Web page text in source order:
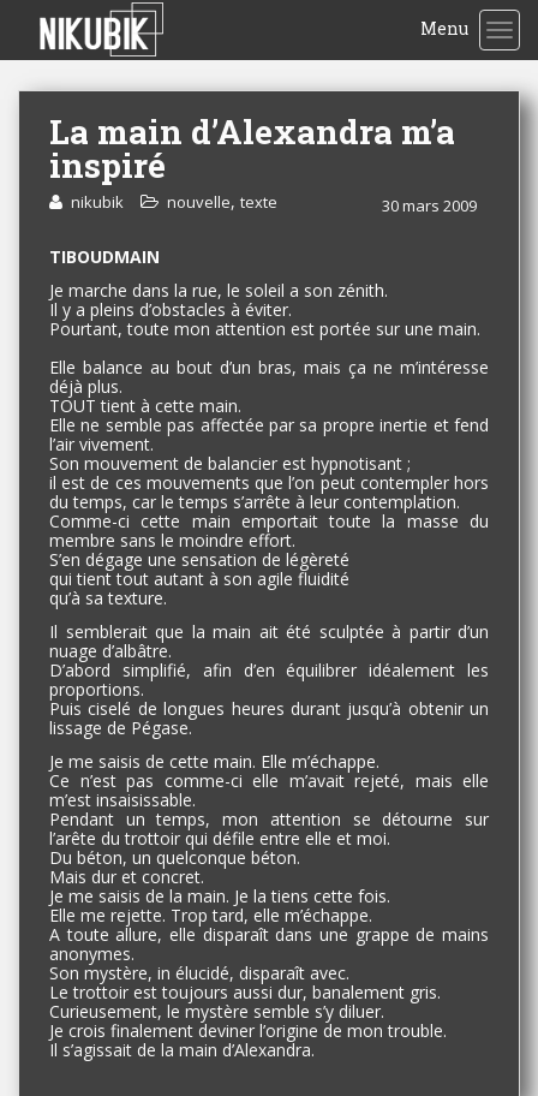
Menu
La main d’Alexandra m’a
inspiré
30 mars 2009
nikubik nouvelle, texte
TIBOUDMAIN
Je marche dans la rue, le soleil a son zénith.
Il y a pleins d’obstacles à éviter.
Pourtant, toute mon attention est portée sur une main.
Elle balance au bout d’un bras, mais ça ne m’intéresse
déjà plus.
TOUT tient à cette main.
Elle ne semble pas affectée par sa propre inertie et fend
l’air vivement.
Son mouvement de balancier est hypnotisant ;
il est de ces mouvements que l’on peut contempler hors
du temps, car le temps s’arrête à leur contemplation.
Comme-ci cette main emportait toute la masse du
membre sans le moindre effort.
S’en dégage une sensation de légèreté
qui tient tout autant à son agile fluidité
qu’à sa texture.
Il semblerait que la main ait été sculptée à partir d’un
nuage d’albâtre.
D’abord simplifié, afin d’en équilibrer idéalement les
proportions.
Puis ciselé de longues heures durant jusqu’à obtenir un
lissage de Pégase.
Je me saisis de cette main. Elle m’échappe.
Ce n’est pas comme-ci elle m’avait rejeté, mais elle
m’est insaisissable.
Pendant un temps, mon attention se détourne sur
l’arête du trottoir qui défile entre elle et moi.
Du béton, un quelconque béton.
Mais dur et concret.
Je me saisis de la main. Je la tiens cette fois.
Elle me rejette. Trop tard, elle m’échappe.
A toute allure, elle disparaît dans une grappe de mains
anonymes.
Son mystère, in élucidé, disparaît avec.
Le trottoir est toujours aussi dur, banalement gris.
Curieusement, le mystère semble s’y diluer.
Je crois finalement deviner l’origine de mon trouble.
Il s’agissait de la main d’Alexandra.